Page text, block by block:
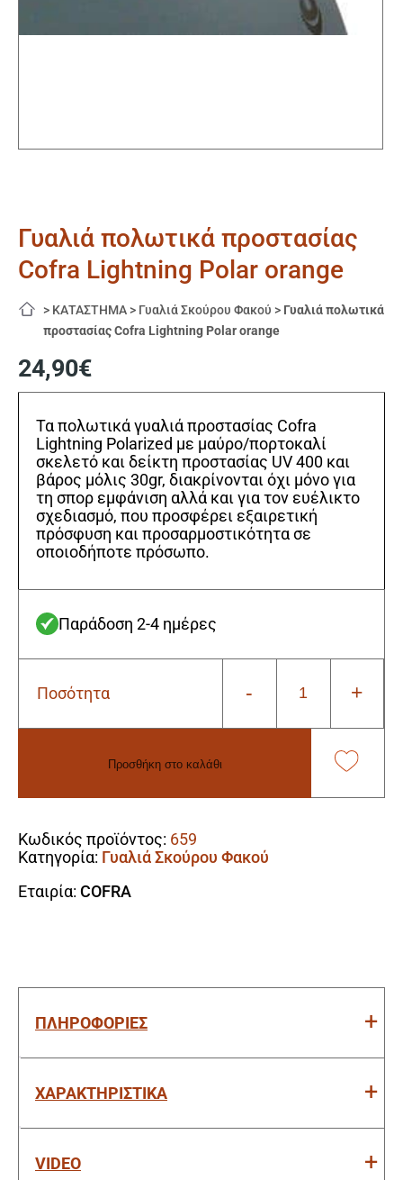
Γυαλιά πολωτικά προστασίας
Cofra Lightning Polar orange
> ΚΑΤΑΣΤΗΜΑ > Γυαλιά Σκούρου Φακού > Γυαλιά πολωτικά
προστασίας Cofra Lightning Polar orange
24,90€
Τα πολωτικά γυαλιά προστασίας Cofra
Lightning Polarized με μαύρο/πορτοκαλί
σκελετό και δείκτη προστασίας UV 400 και
βάρος μόλις 30gr, διακρίνονται όχι μόνο για
τη σπορ εμφάνιση αλλά και για τον ευέλικτο
σχεδιασμό, που προσφέρει εξαιρετική
πρόσφυση και προσαρμοστικότητα σε
οποιοδήποτε πρόσωπο.
Παράδοση 2-4 ημέρες
Ποσότητα -
Γυαλιά
ποσότητα
+
Προσθήκη στο καλάθι
Κωδικός προϊόντος: 659
Κατηγορία: Γυαλιά Σκούρου Φακού
Εταιρία: COFRA
ΠΛΗΡΟΦΟΡΙΕΣ
ΧΑΡΑΚΤΗΡΙΣΤΙΚΑ
VIDEO